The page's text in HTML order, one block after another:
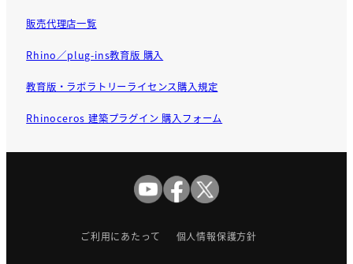
販売代理店一覧
Rhino／plug-ins教育版 購入
教育版・ラボラトリーライセンス購入規定
Rhinoceros 建築プラグイン 購入フォーム
ご利用にあたって 個人情報保護方針